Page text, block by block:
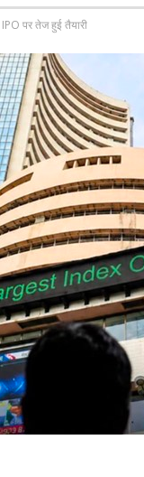
पर तेज हुई तैयारी